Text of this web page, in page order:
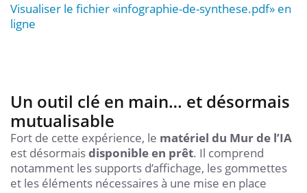
Visualiser le fichier «infographie-de-synthese.pdf» en
ligne
Un outil clé en main… et désormais
mutualisable
Fort de cette expérience, le matériel du Mur de l’IA
est désormaisdisponible en prêt. Il comprend
notamment les supports d’affichage, les gommettes
et les éléments nécessaires à une mise en place